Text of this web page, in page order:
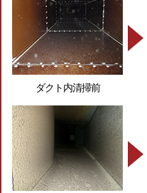
ダクト内清掃前